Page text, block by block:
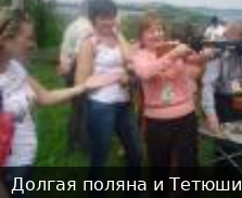
Долгая поляна и Тетюши